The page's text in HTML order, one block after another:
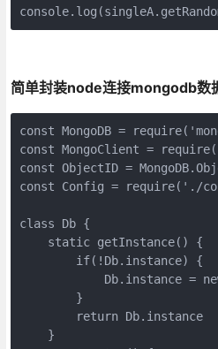
简单封装node连接mongodb数
const MongoDB =
const MongoClient =
const ObjectID =
const Config = require('./
class Db {
    static getInstance() {
        if(!Db.instance) {
Db.instance =
        }
        return Db.instance
    }